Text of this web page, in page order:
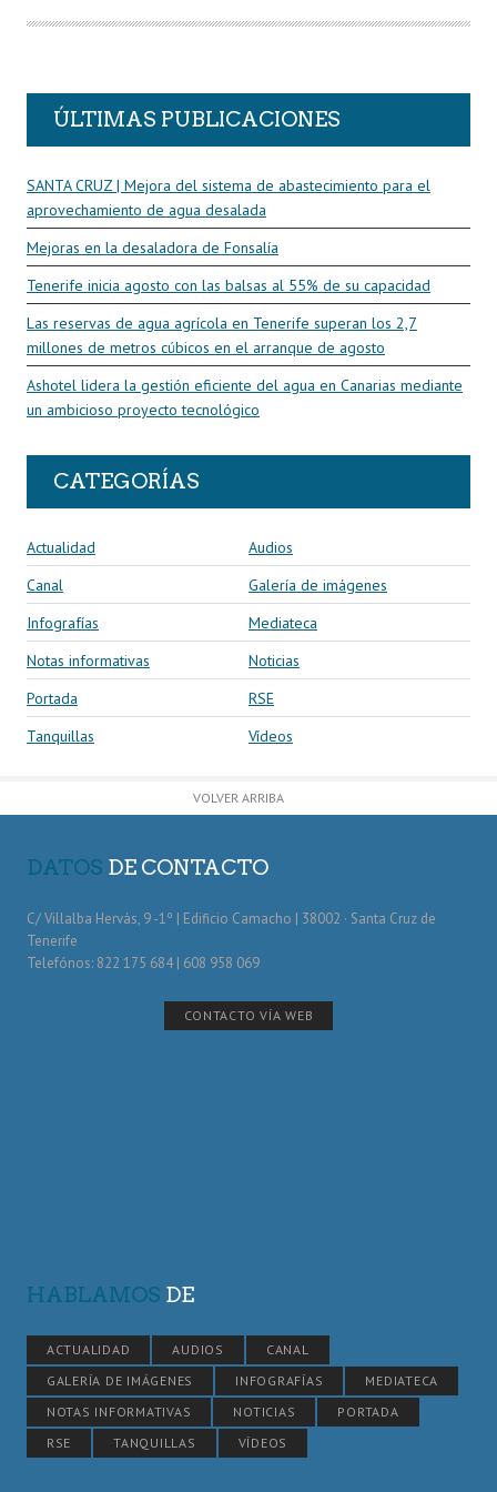
O
ÚLTIMAS PUBLICACIONES
SANTA CRUZ | Mejora del sistema de abastecimiento para el
aprovechamiento de agua desalada
Mejoras en la desaladora de Fonsalía
Tenerife inicia agosto con las balsas al 55% de su capacidad
Las reservas de agua agrícola en Tenerife superan los 2,7
millones de metros cúbicos en el arranque de agosto
Ashotel lidera la gestión eficiente del agua en Canarias mediante
un ambicioso proyecto tecnológico
CATEGORÍAS
Actualidad
Audios
Canal
Galería de imágenes
Infografías
Mediateca
Notas informativas
Noticias
Portada
RSE
Tanquillas
Vídeos
VOLVER ARRIBA
DATOS DE CONTACTO
C/ Villalba Hervás, 9 -1º | Edificio Camacho | 38002 · Santa Cruz de
Tenerife
Telefónos: 822 175 684 | 608 958 069
CONTACTO VÍA WEB
HABLAMOS DE
ACTUALIDAD AUDIOS
CANAL
GALERÍA DE IMÁGENES
INFOGRAFÍAS
MEDIATECA
NOTAS INFORMATIVAS
NOTICIAS
PORTADA
RSE
TANQUILLAS VÍDEOS